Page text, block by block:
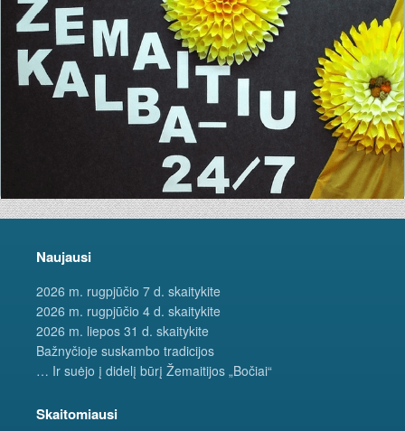
Naujausi
2026 m. rugpjūčio 7 d. skaitykite
2026 m. rugpjūčio 4 d. skaitykite
2026 m. liepos 31 d. skaitykite
Bažnyčioje suskambo tradicijos
… Ir suėjo į didelį būrį Žemaitijos „Bočiai“
Skaitomiausi